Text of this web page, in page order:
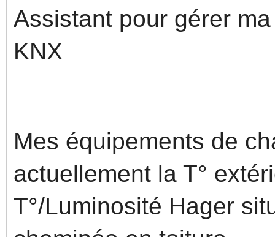
Assistant pour gérer
KNX
Mes équipements de
actuellement la T°
T°/Luminosité Hager